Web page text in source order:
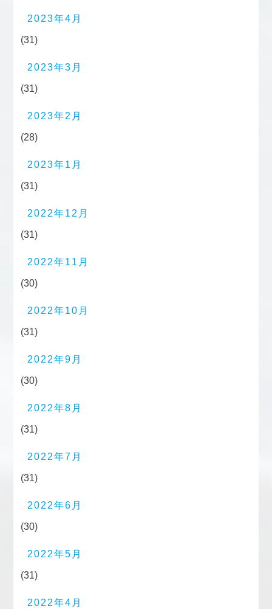
2023年4月
(31)
2023年3月
(31)
2023年2月
(28)
2023年1月
(31)
2022年12月
(31)
2022年11月
(30)
2022年10月
(31)
2022年9月
(30)
2022年8月
(31)
2022年7月
(31)
2022年6月
(30)
2022年5月
(31)
2022年4月